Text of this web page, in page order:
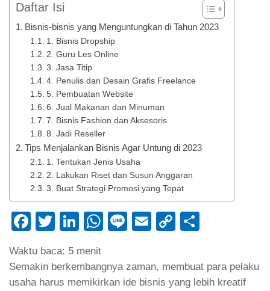
Daftar Isi
Bisnis-bisnis yang Menguntungkan di Tahun 2023
1. Bisnis Dropship
2. Guru Les Online
3. Jasa Titip
4. Penulis dan Desain Grafis Freelance
5. Pembuatan Website
6. Jual Makanan dan Minuman
7. Bisnis Fashion dan Aksesoris
8. Jadi Reseller
Tips Menjalankan Bisnis Agar Untung di 2023
1. Tentukan Jenis Usaha
2. Lakukan Riset dan Susun Anggaran
3. Buat Strategi Promosi yang Tepat
Facebook
TwitterLinkedIn
WhatsApp
LineEmailCopy
Waktu baca: 5 menit
Semakin berkembangnya zaman, membuat para pelaku
usaha harus memikirkan ide bisnis yang lebih kreatif